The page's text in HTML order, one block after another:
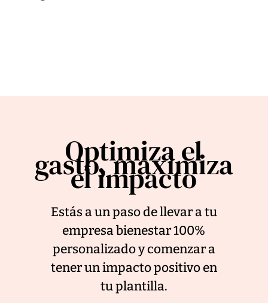
Optimiza el
gasto, maximiza
el impacto
Estás a un paso de llevar a tu
empresa bienestar 100%
personalizado y comenzar a
tener un impacto positivo en
tu plantilla.